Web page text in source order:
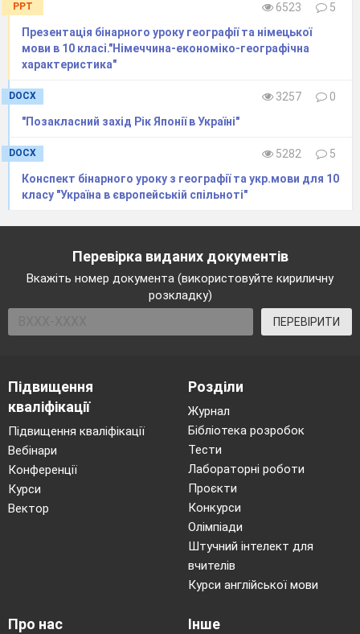
PPT 6523
5
Презентація бінарного уроку географії та німецької
мови в 10 класі."Німеччина-економіко-географічна
характеристика"
DOCX 3257
0
"Позакласний захід Рік Японії в Україні"
DOCX 5282
5
Конспект бінарного уроку з географії та укр.мови для 10
класу "Україна в європейській спільноті"
Перевірка виданих документів
Вкажіть номер документа (використовуйте кириличну
розкладку)
ПЕРЕВІРИТИ
Підвищення
кваліфікації
Підвищення кваліфікації
Вебінари
Конференції
Курси
Вектор
Розділи
Журнал
Бібліотека розробок
Тести
Лабораторні роботи
Проєкти
Конкурси
Олімпіади
Штучний інтелект для
вчителів
Курси англійської мови
Про нас Інше